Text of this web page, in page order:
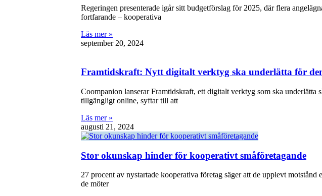
Regeringen presenterade igår sitt budgetförslag för 2025, där flera
fortfarande – kooperativa
Läs mer »
september 20, 2024
Framtidskraft: Nytt digitalt verktyg ska underlätta för
Coompanion lanserar Framtidskraft, ett digitalt verktyg som ska underlätta
tillgängligt online, syftar till att
Läs mer »
augusti 21, 2024
Stor okunskap hinder för kooperativt småföretagande
27 procent av nystartade kooperativa företag säger att de upplevt
de möter